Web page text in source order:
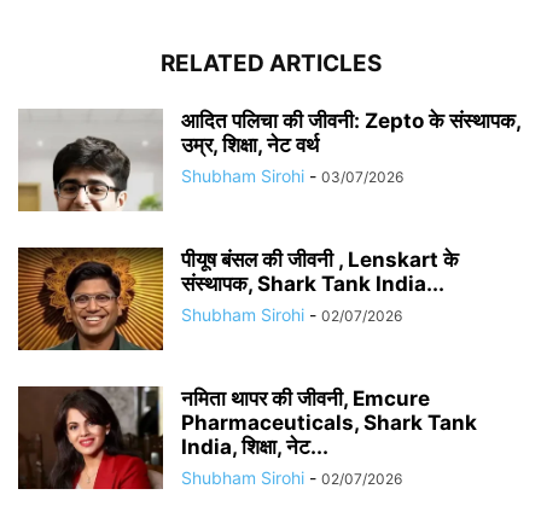
RELATED ARTICLES
आदित पलिचा की जीवनी: Zepto के संस्थापक,
उम्र, शिक्षा, नेट वर्थ
Shubham Sirohi - 03/07/2026
पीयूष बंसल की जीवनी , Lenskart के
संस्थापक, Shark Tank India...
Shubham Sirohi - 02/07/2026
नमिता थापर की जीवनी, Emcure
Pharmaceuticals, Shark Tank
India, शिक्षा, नेट...
Shubham Sirohi - 02/07/2026